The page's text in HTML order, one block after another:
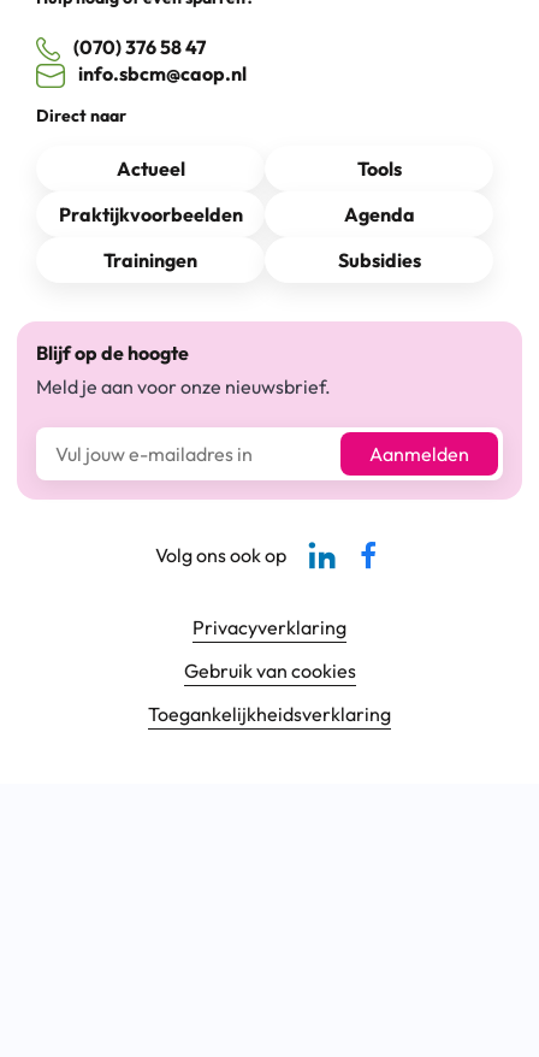
(070) 376 58 47
info.sbcm@caop.nl
Direct naar
Actueel
Tools
Praktijkvoorbeelden
Agenda
Trainingen
Subsidies
Blijf op de hoogte
Meld je aan voor onze nieuwsbrief.
E-mailadres* Aanmelden
Footer navigatie
Privacyverklaring
Gebruik van cookies
Toegankelijkheids­verklaring
Volg ons ook op
Linkedin-pagina SBCM
Facebook SBCM